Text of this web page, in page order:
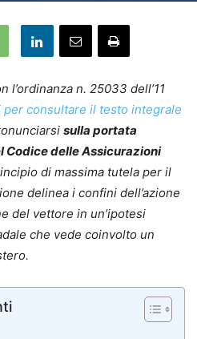
l’ordinanza n. 25033 dell’11
per consultare il testo integrale
sulla portata
Codice delle Assicurazioni
di massima tutela per il
delinea i confini dell’azione
del vettore in un’ipotesi
che vede coinvolto un